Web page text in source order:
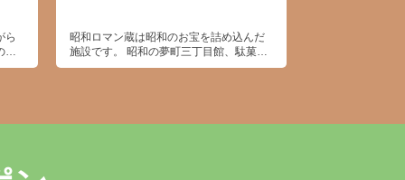
ら
特
昭和ロマン蔵は昭和のお宝を詰め込んだ
施設です。 昭和の夢町三丁目館、駄菓子
屋の夢博物館を訪れる人はみな懐かしの